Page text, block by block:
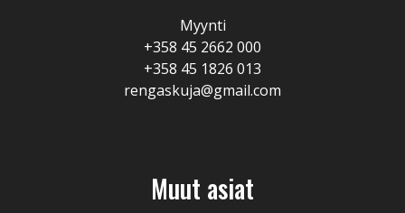
Myynti
+358 45 2662 000
+358 45 1826 013
rengaskuja@gmail.com
Muut asiat